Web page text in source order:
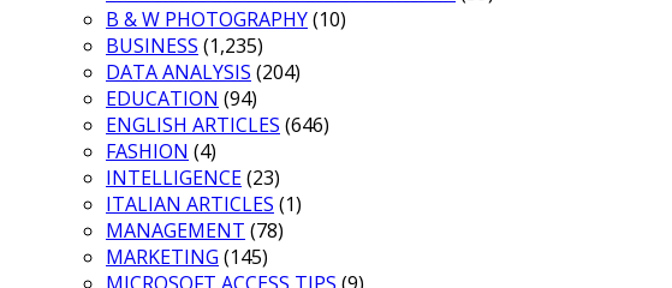
B & W PHOTOGRAPHY(10)
BUSINESS (1,235)
DATA ANALYSIS (204)
EDUCATION (94)
ENGLISH ARTICLES (646)
FASHION (4)
INTELLIGENCE(23)
ITALIAN ARTICLES (1)
MANAGEMENT (78)
MARKETING (145)